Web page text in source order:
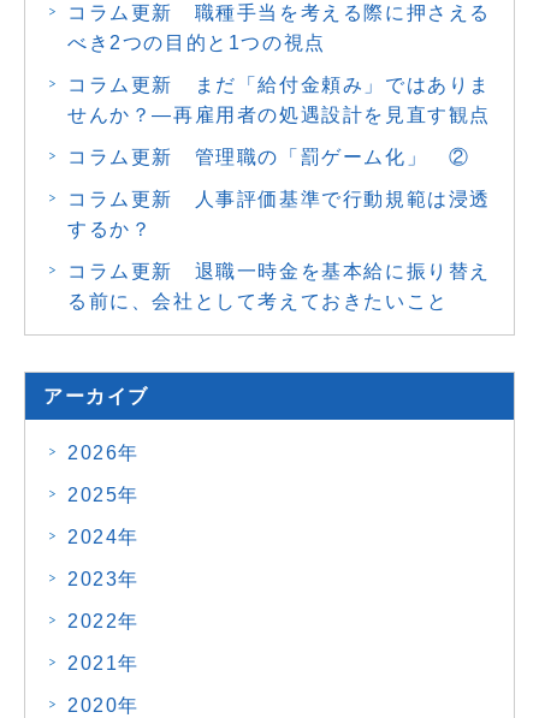
コラム更新 職種手当を考える際に押さえる
べき2つの目的と1つの視点
コラム更新 まだ「給付金頼み」ではありま
せんか？―再雇用者の処遇設計を見直す観点
コラム更新 管理職の「罰ゲーム化」 ②
コラム更新 人事評価基準で行動規範は浸透
するか？
コラム更新 退職一時金を基本給に振り替え
る前に、会社として考えておきたいこと
アーカイブ
2026年
2025年
2024年
2023年
2022年
2021年
2020年